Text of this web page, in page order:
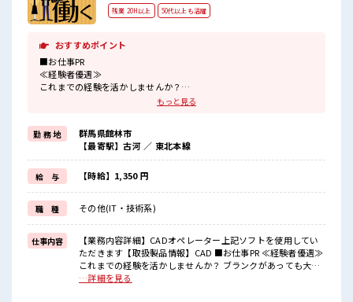
残業 20H以上 50代以上も活躍
おすすめポイント
■お仕事PR
≪経験者優遇≫
これまでの経験を活かしませんか？
≪残業多めでがっつり稼ぐ≫
高収入を希望される方にオススメ。
残業は月20時間以上あります♪
≪自分に向いている仕事が探せる≫
困った事などがあれば、
担当がしっかりサポートします！
■職場の雰囲気
休憩室で楽しくランチ♪
時間があれば昼寝もしちゃおう！
持ち物が多いあなたにもぴったり☆
ロッカー付き職場♪
残業が多めだからしっかり稼ぎたい方にもオススメ！
もっと見る
勤 務 地
群馬県館林市
【最寄駅】古河 ／ 東北本線
給 与 【時給】1,350 円
職 種 その他(IT・技術系)
仕事内容
【業務内容詳細】CADオペレーター上記ソフトを使用してい
ただきます【取扱製品情報】CAD ■お仕事PR ≪経験者優遇≫
これまでの経験を活かしませんか？ ブランクがあっても大丈
夫♪ 経験はちょっとだけ…という方もOK！ ≪残業多めでが
…詳細を見る